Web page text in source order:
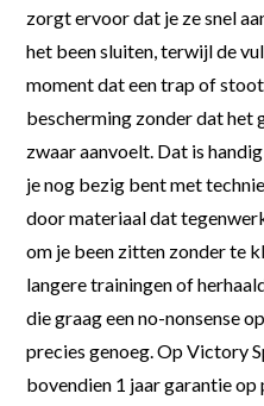
zorgt ervoor dat je ze snel
het been sluiten, terwijl de
moment dat een trap of
bescherming zonder dat het
zwaar aanvoelt. Dat is
je nog bezig bent met
door materiaal dat
om je been zitten zonder te
langere trainingen of
die graag een no-nonsense
precies genoeg. Op Victory
bovendien 1 jaar garantie